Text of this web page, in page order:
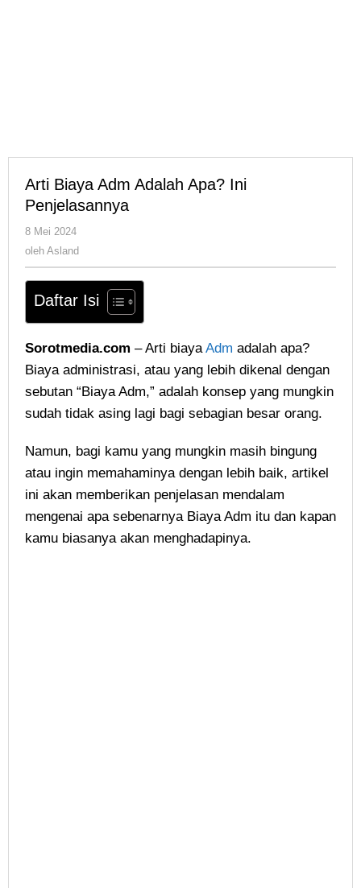
Arti Biaya Adm Adalah Apa? Ini
Penjelasannya
8 Mei 2024
oleh Asland
Daftar Isi
Sorotmedia.com – Arti biayaAdm adalah apa?
Biaya administrasi, atau yang lebih dikenal dengan
sebutan “Biaya Adm,” adalah konsep yang mungkin
sudah tidak asing lagi bagi sebagian besar orang.
Namun, bagi kamu yang mungkin masih bingung
atau ingin memahaminya dengan lebih baik, artikel
ini akan memberikan penjelasan mendalam
mengenai apa sebenarnya Biaya Adm itu dan kapan
kamu biasanya akan menghadapinya.